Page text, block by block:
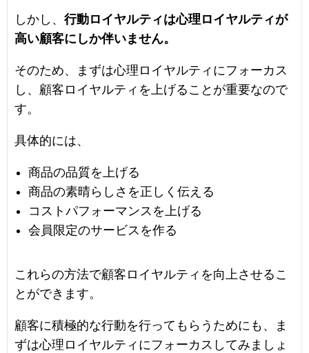
しかし、 行動ロイヤルティは心理ロイヤルティが
高い顧客にしか伴いません。
そのため、まずは心理ロイヤルティにフォーカス
し、顧客ロイヤルティを上げることが重要なので
す。
具体的には、
商品の品質を上げる
商品の素晴らしさを正しく伝える
コストパフォーマンスを上げる
会員限定のサービスを作る
これらの方法で顧客ロイヤルティを向上させるこ
とができます。
顧客に積極的な行動を行ってもらうためにも、ま
ずは心理ロイヤルティにフォーカスしてみましょ